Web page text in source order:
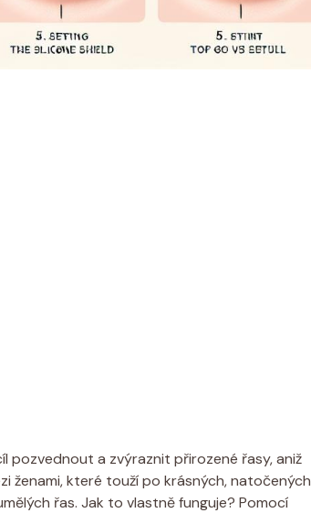
pozvednout a zvýraznit přirozené řasy, aniž
ženami, které touží po krásných, natočených
řas. Jak to vlastně funguje? Pomocí